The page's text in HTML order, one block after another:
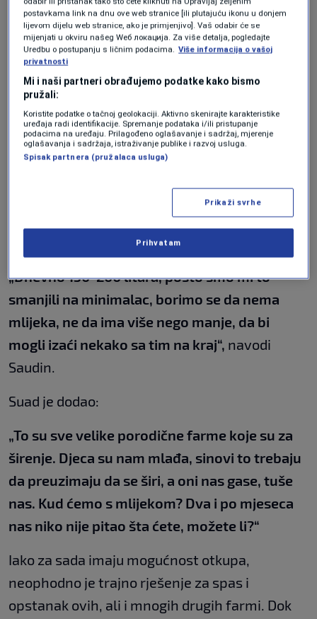
od udruženja slabo imamo podršku. Ne znam
šta da radimo“, kaže on.
Tokom ovog perioda smanjili su proizvodnju
mlijeka, pa su tako 200 litara dnevno
pokušavali prodati po minimalnim cijenama,
vozeći u druge gradove, kako bi što manje
količine prosuli. Trenutno, zahvaljujući
dalje je još neizvjesno. U istoj situaciji je i
porodica Saudina Kulanića koja je morala
„Dnevno 150-200 litara, pošto smo mi to
smanjili na minimalac, borimo se da nema
mlijeka, ne da ima više nego manje, da bi
mogli izaći nekako sa tim na kraj“, navodi
Saudin.
Suad je dodao:
„To su sve velike porodične farme koje su za
širenje. Djeca su nam mlađa, sinovi to trebaju
da preuzimaju da se širi, a oni nas gase, tuše
nas. Kud ćemo s mlijekom? Dva i po mjeseca
nas niko nije pitao šta ćete, možete li?“
Iako za sada imaju mogućnost otkupa,
neophodno je trajno rješenje za spas i
opstanak ovih, ali i mnogih drugih farmi. Dok
postavkama link na dnu ove web stranice [ili plutajuću ikonu u donjem
lijevom dijelu web stranice, ako je primjenjivo]. Vaš odabir će se
mijenjati u okviru našeg Wеб локација. Za više detalja, pogledajte
Uredbu o postupanju s ličnim podacima. Više informacija o vašoj
privatnosti
Mi i naši partneri obrađujemo podatke kako bismo
pružali:
Koristite podatke o tačnoj geolokaciji. Aktivno skenirajte karakteristike
uređaja radi identifikacije. Spremanje podataka i/ili pristupanje
podacima na uređaju. Prilagođeno oglašavanje i sadržaj, mjerenje
oglašavanja i sadržaja, istraživanje publike i razvoj usluga.
Spisak partnera (pružalaca usluga)
Prikaži svrhe
Prihvatam